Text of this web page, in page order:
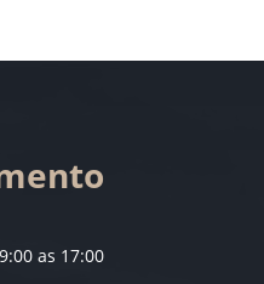
as 17:00